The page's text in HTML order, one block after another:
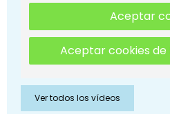
Aceptar
Aceptar cookies de
Ver todos los vídeos